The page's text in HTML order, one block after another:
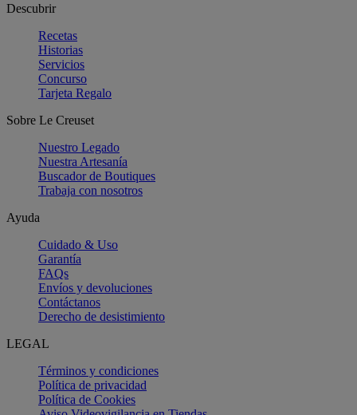
Descubrir
Recetas
Historias
Servicios
Concurso
Tarjeta Regalo
Sobre Le Creuset
Nuestro Legado
Nuestra Artesanía
Buscador de Boutiques
Trabaja con nosotros
Ayuda
Cuidado & Uso
Garantía
FAQs
Envíos y devoluciones
Contáctanos
Derecho de desistimiento
LEGAL
Términos y condiciones
Política de privacidad
Política de Cookies